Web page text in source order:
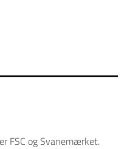
FSC og Svanemærket.